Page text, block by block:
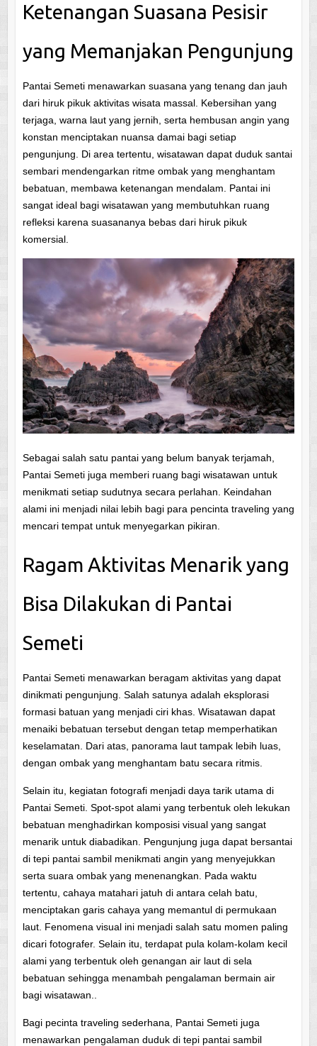
Ketenangan Suasana Pesisir
yang Memanjakan Pengunjung
Pantai Semeti menawarkan suasana yang tenang dan jauh
dari hiruk pikuk aktivitas wisata massal. Kebersihan yang
terjaga, warna laut yang jernih, serta hembusan angin yang
konstan menciptakan nuansa damai bagi setiap
pengunjung. Di area tertentu, wisatawan dapat duduk santai
sembari mendengarkan ritme ombak yang menghantam
bebatuan, membawa ketenangan mendalam. Pantai ini
sangat ideal bagi wisatawan yang membutuhkan ruang
refleksi karena suasananya bebas dari hiruk pikuk
komersial.
Sebagai salah satu pantai yang belum banyak terjamah,
Pantai Semeti juga memberi ruang bagi wisatawan untuk
menikmati setiap sudutnya secara perlahan. Keindahan
alami ini menjadi nilai lebih bagi para pencinta traveling yang
mencari tempat untuk menyegarkan pikiran.
Ragam Aktivitas Menarik yang
Bisa Dilakukan di Pantai
Semeti
Pantai Semeti menawarkan beragam aktivitas yang dapat
dinikmati pengunjung. Salah satunya adalah eksplorasi
formasi batuan yang menjadi ciri khas. Wisatawan dapat
menaiki bebatuan tersebut dengan tetap memperhatikan
keselamatan. Dari atas, panorama laut tampak lebih luas,
dengan ombak yang menghantam batu secara ritmis.
Selain itu, kegiatan fotografi menjadi daya tarik utama di
Pantai Semeti. Spot-spot alami yang terbentuk oleh lekukan
bebatuan menghadirkan komposisi visual yang sangat
menarik untuk diabadikan. Pengunjung juga dapat bersantai
di tepi pantai sambil menikmati angin yang menyejukkan
serta suara ombak yang menenangkan. Pada waktu
tertentu, cahaya matahari jatuh di antara celah batu,
menciptakan garis cahaya yang memantul di permukaan
laut. Fenomena visual ini menjadi salah satu momen paling
dicari fotografer. Selain itu, terdapat pula kolam-kolam kecil
alami yang terbentuk oleh genangan air laut di sela
bebatuan sehingga menambah pengalaman bermain air
bagi wisatawan..
Bagi pecinta traveling sederhana, Pantai Semeti juga
menawarkan pengalaman duduk di tepi pantai sambil